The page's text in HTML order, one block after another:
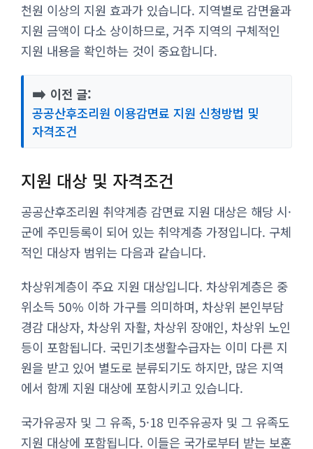
천원 이상의 지원 효과가 있습니다. 지역별로 감면율과
지원 금액이 다소 상이하므로, 거주 지역의 구체적인
지원 내용을 확인하는 것이 중요합니다.
➡️ 이전 글:
공공산후조리원 이용감면료 지원 신청방법 및
자격조건
지원 대상 및 자격조건
공공산후조리원 취약계층 감면료 지원 대상은 해당 시·
군에 주민등록이 되어 있는 취약계층 가정입니다. 구체
적인 대상자 범위는 다음과 같습니다.
차상위계층이 주요 지원 대상입니다. 차상위계층은 중
위소득 50% 이하 가구를 의미하며, 차상위 본인부담
경감 대상자, 차상위 자활, 차상위 장애인, 차상위 노인
등이 포함됩니다. 국민기초생활수급자는 이미 다른 지
원을 받고 있어 별도로 분류되기도 하지만, 많은 지역
에서 함께 지원 대상에 포함시키고 있습니다.
국가유공자 및 그 유족, 5·18 민주유공자 및 그 유족도
지원 대상에 포함됩니다. 이들은 국가로부터 받는 보훈